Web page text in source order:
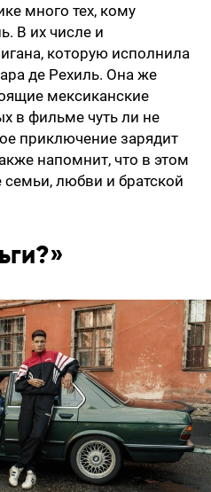
много тех, кому
В их числе и
которую исполнила
де Рехиль. Она же
мексиканские
в фильме чуть ли не
приключение зарядит
напомнит, что в этом
любви и братской